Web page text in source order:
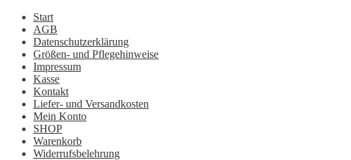
Start
AGB
Datenschutzerklärung
Größen- und Pflegehinweise
Impressum
Kasse
Kontakt
Liefer- und Versandkosten
Mein Konto
SHOP
Warenkorb
Widerrufsbelehrung